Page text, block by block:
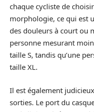
chaque cycliste de
morphologie, ce qui est
des douleurs à court ou
personne mesurant
taille S, tandis qu’une
taille XL.
Il est également
sorties. Le port du